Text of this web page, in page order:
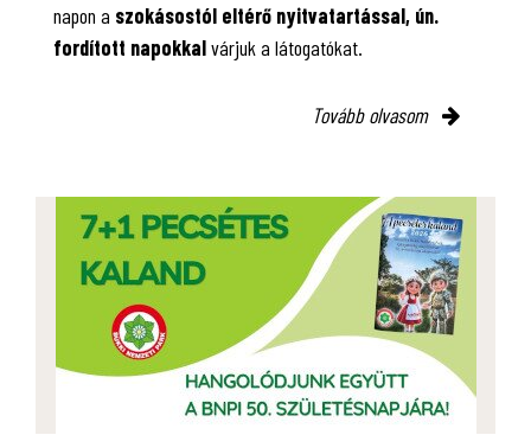
napon a szokásostól eltérő nyitvatartással, ún.
fordított napokkalvárjuk a látogatókat.
Tovább olvasom